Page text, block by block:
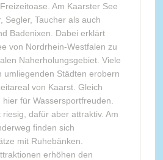
Am Kaarster See
Segler, Taucher als auch
Badenixen. Dabei erklärt
von Nordrhein-Westfalen zu
Naherholungsgebiet. Viele
umliegenden Städten erobern
von Kaarst. Gleich
für Wassersportfreuden.
riesig, dafür aber attraktiv. Am
finden sich
mit Ruhebänken.
erhöhen den